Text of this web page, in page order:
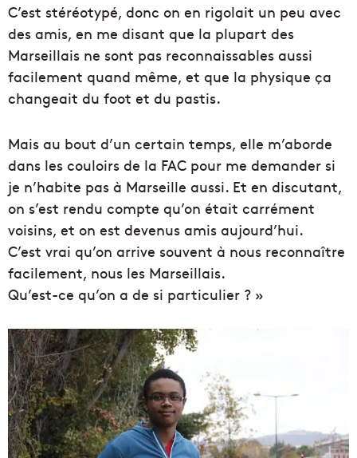
C’est stéréotypé, donc on en rigolait un peu avec
des amis, en me disant que la plupart des
Marseillais ne sont pas reconnaissables aussi
facilement quand même, et que la physique ça
changeait du foot et du pastis.
Mais au bout d’un certain temps, elle m’aborde
dans les couloirs de la FAC pour me demander si
je n’habite pas à Marseille aussi. Et en discutant,
on s’est rendu compte qu’on était carrément
voisins, et on est devenus amis aujourd’hui.
C’est vrai qu’on arrive souvent à nous reconnaître
facilement, nous les Marseillais.
Qu’est-ce qu’on a de si particulier ? »